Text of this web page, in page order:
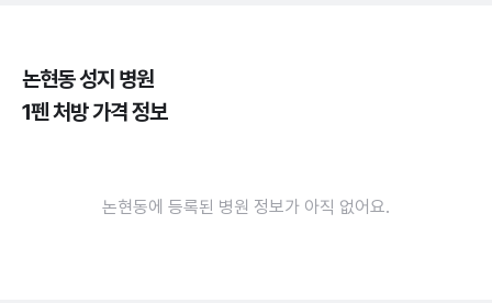
논현동 성지 병원
1펜 처방 가격 정보
논현동에 등록된 병원 정보가 아직 없어요.